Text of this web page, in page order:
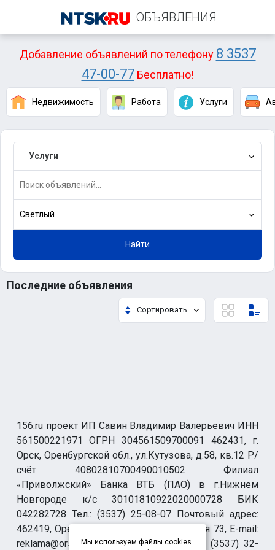
ОБЪЯВЛЕНИЯ
Добавление объявлений по телефону 8 3537
47-00-77Бесплатно!
Недвижимость Работа Услуги
Услуги
Светлый
Найти
Последние объявления
Сортировать
156.ru проект ИП Савин Владимир Валерьевич ИНН
561500221971 ОГРН 304561509700091 462431, г.
Орск, Оренбургской обл., ул.Кутузова, д.58, кв.12 Р/
счёт 40802810700490010502 Филиал
«Приволжский» Банка ВТБ (ПАО) в г.Нижнем
Новгороде к/с 30101810922020000728 БИК
042282728 Тел.: (3537) 25-08-07 Почтовый адрес:
462419, Оренбургская обл., г. Орск-19 а/я 73, E-mail:
reklama@orsk.ru ТЕЛЕФОН МОДЕРАЦИИ (3537) 32-
Мы используем файлы cookies